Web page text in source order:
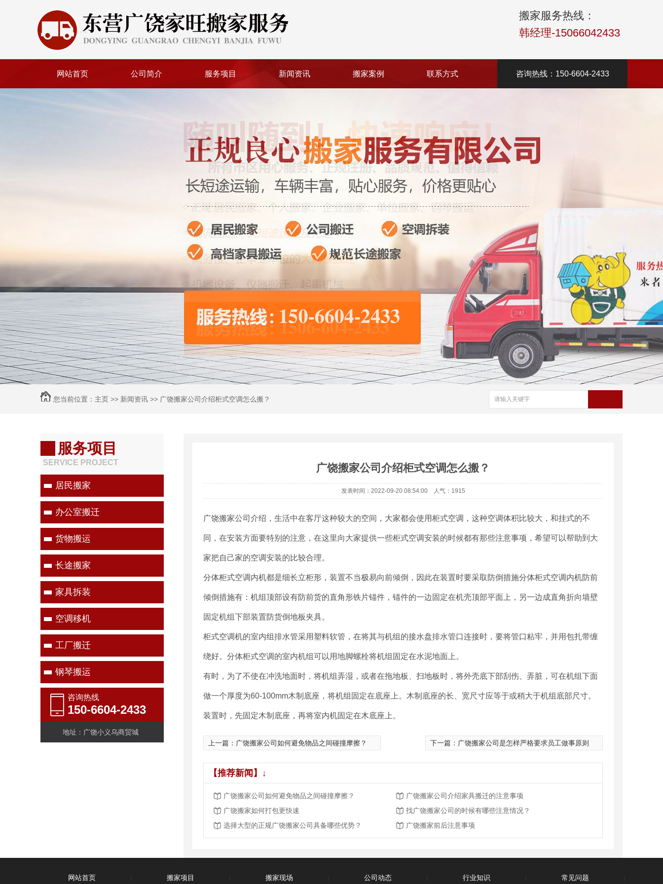
搬家服务热线：
韩经理-15066042433
网站首页 公司简介 服务项目 新闻资讯 搬家案例 联系方式 咨询热线：150-6604-2433
您当前位置： 主页 >> 新闻资讯 >> 广饶搬家公司介绍柜式空调怎么搬？
服务项目
SERVICE PROJECT
居民搬家
办公室搬迁
货物搬运
长途搬家
家具拆装
空调移机
工厂搬迁
钢琴搬运
咨询热线
150-6604-2433
地址：广饶小义乌商贸城
广饶搬家公司介绍柜式空调怎么搬？
发表时间：2022-09-20 08:54:00 人气：1915
广饶搬家公司介绍，生活中在客厅这种较大的空间，大家都会使用柜式空调，这种空调体积比较大，和挂式的不
同，在安装方面要特别的注意，在这里向大家提供一些柜式空调安装的时候都有那些注意事项，希望可以帮助到大
家把自己家的空调安装的比较合理。
分体柜式空调内机都是细长立柜形，装置不当极易向前倾倒，因此在装置时要采取防倒措施分体柜式空调内机防前
倾倒措施有：机组顶部设有防前货的直角形铁片锚件，锚件的一边固定在机壳顶部平面上，另一边成直角折向墙壁
固定机组下部装置防货倒地板夹具。
柜式空调机的室内组排水管采用塑料软管，在将其与机组的接水盘排水管口连接时，要将管口粘牢，并用包扎带缠
绕好。分体柜式空调的室内机组可以用地脚螺栓将机组固定在水泥地面上。
有时，为了不使在冲洗地面时，将机组弄湿，或者在拖地板、扫地板时，将外壳底下部刮伤、弄脏，可在机组下面
做一个厚度为60-100mm木制底座，将机组固定在底座上。木制底座的长、宽尺寸应等于或稍大于机组底部尺寸。
装置时，先固定木制底座，再将室内机固定在木底座上。
上一篇： 广饶搬家公司如何避免物品之间碰撞摩擦？ 下一篇： 广饶搬家公司是怎样严格要求员工做事原则
【推荐新闻】↓
广饶搬家公司如何避免物品之间碰撞摩擦？
广饶搬家公司介绍家具搬迁的注意事项
广饶搬家如何打包更快速
找广饶搬家公司的时候有哪些注意情况？
选择大型的正规广饶搬家公司具备哪些优势？
广饶搬家前后注意事项
网站首页 搬家项目 搬家现场 公司动态 行业知识 常见问题